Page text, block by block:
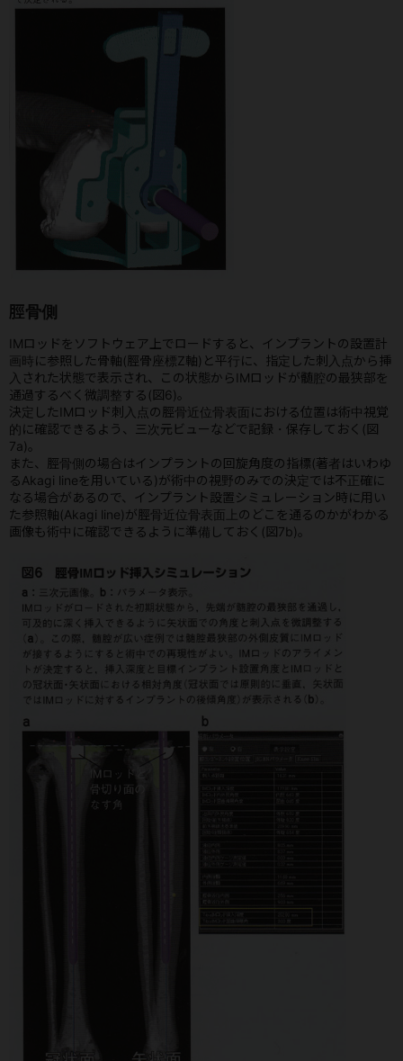
脛骨側
IMロッドをソフトウェア上でロードすると、インプラントの設置計
画時に参照した骨軸(脛骨座標Z軸)と平行に、指定した刺入点から挿
入された状態で表示され、この状態からIMロッドが髄腔の最狭部を
通過するべく微調整する(図6)。
決定したIMロッド刺入点の脛骨近位骨表面における位置は術中視覚
的に確認できるよう、三次元ビューなどで記録・保存しておく(図
7a)。
また、脛骨側の場合はインプラントの回旋角度の指標(著者はいわゆ
るAkagi lineを用いている)が術中の視野のみでの決定では不正確に
なる場合があるので、インプラント設置シミュレーション時に用い
た参照軸(Akagi line)が脛骨近位骨表面上のどこを通るのかがわかる
画像も術中に確認できるように準備しておく(図7b)。